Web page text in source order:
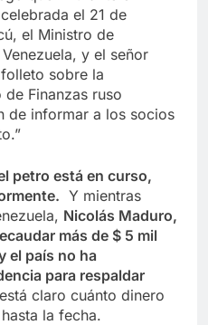
el 21 de
el Ministro de
y el señor
sobre la
Finanzas ruso
de informar a los socios
petro está en curso,
Y mientras
Nicolás Maduro,
más de $ 5 mil
el país no ha
para respaldar
claro cuánto dinero
la fecha.